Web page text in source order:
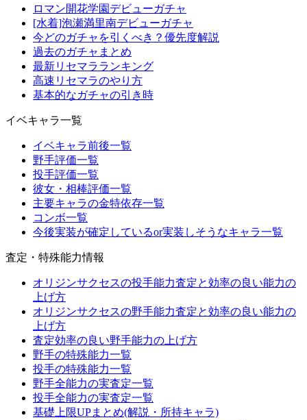
ロマン開花学園デビューガチャ
[水着]泡瀬満里南デビューガチャ
今どのガチャを引くべき？優先度解説
過去のガチャまとめ
最新リセマラランキング
高速リセマラのやり方
基本的なガチャの引き時
イベキャラ一覧
イベキャラ前後一覧
野手評価一覧
投手評価一覧
彼女・相棒評価一覧
主要キャラの金特依存一覧
コンボ一覧
今後実装が確定しているor実装しそうなキャラ一覧
査定・特殊能力情報
オリジンサクセスの投手能力査定と効率の良い能力の
上げ方
オリジンサクセスの野手能力査定と効率の良い能力の
上げ方
査定効率の良い野手能力の上げ方
野手の特殊能力一覧
投手の特殊能力一覧
野手全能力の実査定一覧
投手全能力の実査定一覧
基礎上限UPまとめ(解説・所持キャラ)